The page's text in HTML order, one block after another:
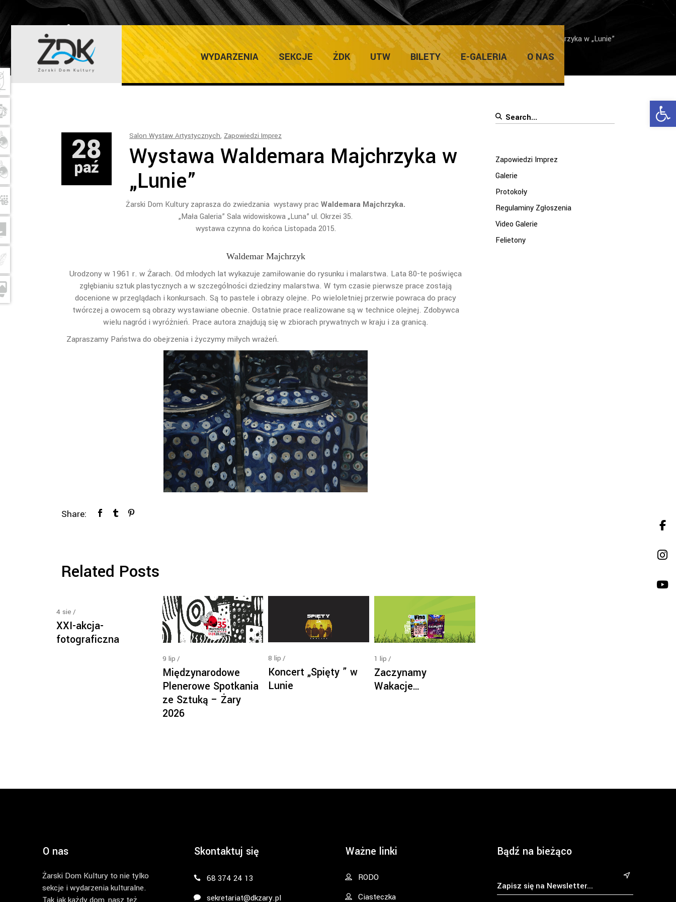
WYDARZENIA SEKCJE ŻDK UTW BILETY E-GALERIA O NAS
ŻARSKI DOM KULTURY Home / Salon Wystaw Artystycznych /Wystawa Waldemara Majchrzyka w „Lunie”
28
paź
Salon Wystaw Artystycznych, Zapowiedzi Imprez
Wystawa Waldemara Majchrzyka w
„Lunie”
Żarski Dom Kultury zaprasza do zwiedzania wystawy prac Waldemara Majchrzyka.
„Mała Galeria” Sala widowiskowa „Luna” ul. Okrzei 35.
wystawa czynna do końca Listopada 2015.
Waldemar Majchrzyk
Urodzony w 1961 r. w Żarach. Od młodych lat wykazuje zamiłowanie do rysunku i malarstwa. Lata 80-te poświęca
zgłębianiu sztuk plastycznych a w szczególności dziedziny malarstwa. W tym czasie pierwsze prace zostają
docenione w przeglądach i konkursach. Są to pastele i obrazy olejne. Po wieloletniej przerwie powraca do pracy
twórczej a owocem są obrazy wystawiane obecnie. Ostatnie prace realizowane są w technice olejnej. Zdobywca
wielu nagród i wyróżnień. Prace autora znajdują się w zbiorach prywatnych w kraju i za granicą.
Zapraszamy Państwa do obejrzenia i życzymy miłych wrażeń.
Share:
Related Posts
4 sie
XXI-akcja-
fotograficzna
9 lip
Międzynarodowe
Plenerowe Spotkania
ze Sztuką – Żary
2026
8 lip
Koncert „Spięty ” w
Lunie
1 lip
Zaczynamy
Wakacje…
Search
Zapowiedzi Imprez
Galerie
Protokoły
Regulaminy Zgłoszenia
Video Galerie
Felietony
O nas
Żarski Dom Kultury to nie tylko
sekcje i wydarzenia kulturalne.
Tak jak każdy dom, nasz też
Skontaktuj się
68 374 24 13
sekretariat@dkzary.pl
Ważne linki
RODO
Ciasteczka
Bądź na bieżąco
&